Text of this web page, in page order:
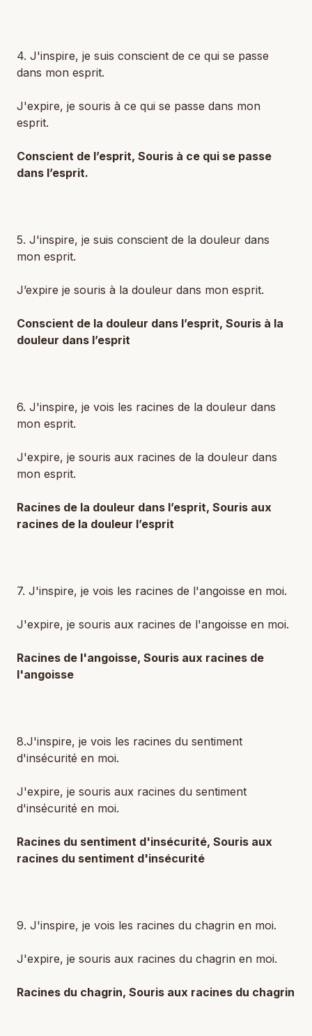
4. J'inspire, je suis conscient de ce qui se passe
dans mon esprit.
J'expire, je souris à ce qui se passe dans mon
esprit.
Conscient de l’esprit, Souris à ce qui se passe
dans l’esprit.
5. J'inspire, je suis conscient de la douleur dans
mon esprit.
J’expire je souris à la douleur dans mon esprit.
Conscient de la douleur dans l’esprit, Souris à la
douleur dans l’esprit
6. J'inspire, je vois les racines de la douleur dans
mon esprit.
J'expire, je souris aux racines de la douleur dans
mon esprit.
Racines de la douleur dans l’esprit, Souris aux
racines de la douleur l’esprit
7. J'inspire, je vois les racines de l'angoisse en moi.
J'expire, je souris aux racines de l'angoisse en moi.
Racines de l'angoisse, Souris aux racines de
l'angoisse
8.J'inspire, je vois les racines du sentiment
d'insécurité en moi.
J'expire, je souris aux racines du sentiment
d'insécurité en moi.
Racines du sentiment d'insécurité, Souris aux
racines du sentiment d'insécurité
9. J'inspire, je vois les racines du chagrin en moi.
J'expire, je souris aux racines du chagrin en moi.
Racines du chagrin, Souris aux racines du chagrin